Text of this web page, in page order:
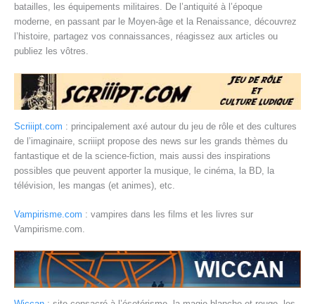
batailles, les équipements militaires. De l’antiquité à l’époque
moderne, en passant par le Moyen-âge et la Renaissance, découvrez
l’histoire, partagez vos connaissances, réagissez aux articles ou
publiez les vôtres.
Scriiipt.com : principalement axé autour du jeu de rôle et des cultures
de l’imaginaire, scriiipt propose des news sur les grands thèmes du
fantastique et de la science-fiction, mais aussi des inspirations
possibles que peuvent apporter la musique, le cinéma, la BD, la
télévision, les mangas (et animes), etc.
Vampirisme.com : vampires dans les films et les livres sur
Vampirisme.com.